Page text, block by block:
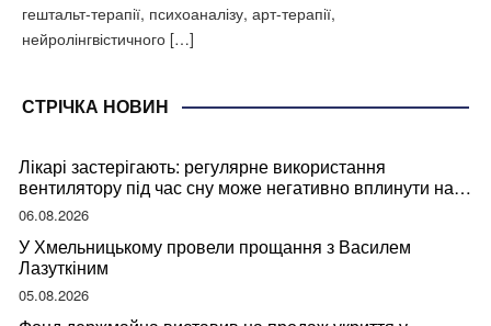
гештальт-терапії, психоаналізу, арт-терапії,
нейролінгвістичного […]
СТРІЧКА НОВИН
Лікарі застерігають: регулярне використання
вентилятору під час сну може негативно вплинути на
ваше здоров’я
06.08.2026
У Хмельницькому провели прощання з Василем
Лазуткіним
05.08.2026